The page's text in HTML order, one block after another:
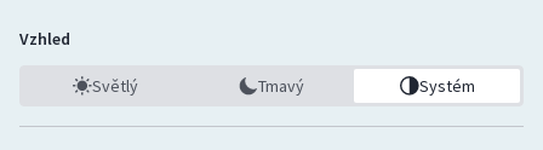
Vzhled
Světlý Tmavý Systém